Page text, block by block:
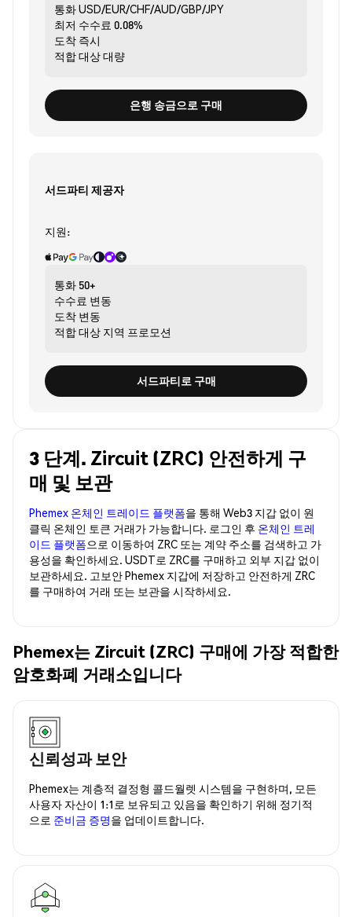
통화USD/EUR/CHF/AUD/GBP/JPY
최저 수수료 0.08%
도착 즉시
적합 대상대량
은행 송금으로 구매
서드파티 제공자
지원:
통화 50+
수수료 변동
도착 변동
적합 대상 지역 프로모션
서드파티로 구매
3 단계. Zircuit (ZRC) 안전하게 구
매 및 보관
Phemex 온체인 트레이드 플랫폼을 통해 Web3 지갑 없이 원
클릭 온체인 토큰 거래가 가능합니다. 로그인 후 온체인 트레
이드 플랫폼으로 이동하여 ZRC 또는 계약 주소를 검색하고 가
용성을 확인하세요. USDT로 ZRC를 구매하고 외부 지갑 없이
보관하세요. 고보안 Phemex 지갑에 저장하고 안전하게 ZRC
를 구매하여 거래 또는 보관을 시작하세요.
Phemex는 Zircuit (ZRC) 구매에 가장 적합한
암호화폐 거래소입니다
신뢰성과 보안
Phemex는 계층적 결정형 콜드월렛 시스템을 구현하며, 모든
사용자 자산이 1:1로 보유되고 있음을 확인하기 위해 정기적
으로 준비금 증명을 업데이트합니다.